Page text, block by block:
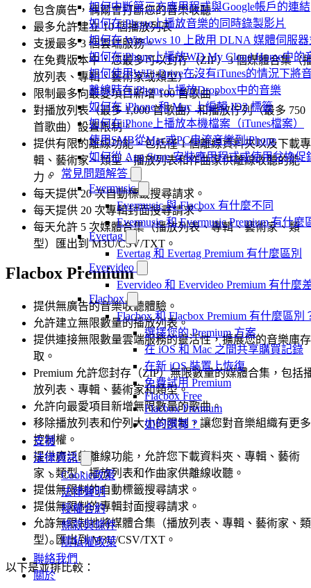
如何中斷第三方應用程式與Google帳戶的連結
如何在iPhone上播放音樂的同時錄製影片
如何在 Windows 10 上啟用 DLNA 媒體伺服
如何在iPhone上播放WD My Cloud Home中的
如何使用WiFi-Drive在沒有iTunes的情況下將
離線時在iPhone上播放Dropbox中的音樂
如何在 iPhone 和 Mac 上編輯 ID3 標籤
如何在iPhone上播放本機檔案（iTunes檔案）
使用SMB從Mac或PC串流音樂到iPhone
如何從 App Store 安裝應用程式或使用兌換
常見問題解答
Evermusic
Evermusic 與 Flacbox 有什麼不同
Evermusic 和 Evermusic Premium 有什麼
Evertag
Evertag 和 Evertag Premium 有什麼區別
Evervideo
Evervideo 和 Evervideo Premium 有什麼
Flacbox
Flacbox 和 Flacbox Premium 有什麼區別
選擇您的 Premium 方案
在 iOS 和 Mac 之間共享購買記錄
在新 iOS 裝置上恢復
免費試用 Premium
Flacbox Free
Flacbox Premium
如何選擇？
支援
法律資訊
Cookie政策
法律聲明
授權合約
條款與條件
隱私權政策
聯絡我們
關於
包含廣告，偶爾會打斷您的音樂收聽。
最多允許建立 10 個播放列表。
支援最多 3 個雲端服務。
在免費版本中，您最多可以封存（ZIP）3 個媒體合集（
放列表、專輯、藝術家或類型）。
限制最多向最愛項目新增 100 首歌曲。
對播放列表（最多 1,000 首歌曲）和播放佇列（最多 750
首歌曲）設置限制。
提供有限的離線功能，包括僅 1 個離線資料夾以及下載專
輯、藝術家、類型、播放列表和作曲家供離線收聽的能
力。
每天提供 20 次自動標籤搜尋請求。
每天提供 20 次專輯封面搜尋請求。
每天允許 5 次媒體合集（播放列表、專輯、藝術家、類
型）匯出到 M3U/CSV/TXT。
Flacbox Premium
提供無廣告的音樂收聽體驗。
允許建立無限數量的播放列表。
提供連接無限數量雲端服務的靈活性，擴展您的音樂庫存
取。
Premium 允許您封存（ZIP）無限數量的媒體合集，包括
放列表、專輯、藝術家和類型。
允許向最愛項目新增無限數量的歌曲。
移除播放列表和佇列大小的限制，讓您對音樂組織有更多
控制權。
提供廣泛的離線功能，允許您下載資料夾、專輯、藝術
家、類型、播放列表和作曲家供離線收聽。
提供無限制的自動標籤搜尋請求。
提供無限制的專輯封面搜尋請求。
允許無限制地將媒體合集（播放列表、專輯、藝術家、類
型）匯出到 M3U/CSV/TXT。
以下是並排比較：